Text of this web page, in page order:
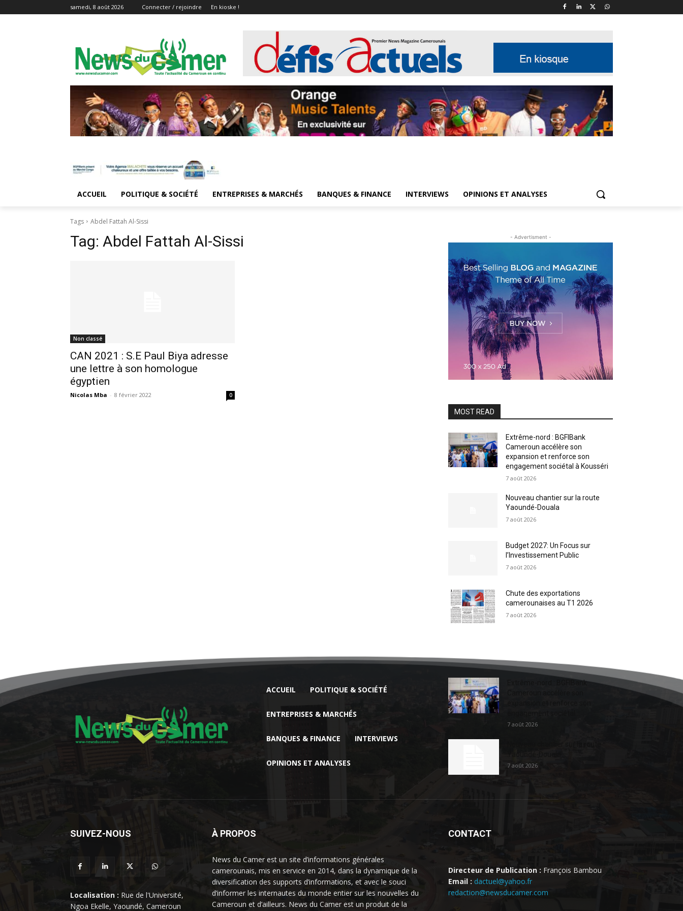
samedi, 8 août 2026 Connecter / rejoindre En kioske !
ACCUEIL POLITIQUE & SOCIÉTÉ ENTREPRISES & MARCHÉS BANQUES & FINANCE INTERVIEWS OPINIONS ET ANALYSES
Tags Abdel Fattah Al-Sissi
Tag: Abdel Fattah Al-Sissi
Non classé
CAN 2021 : S.E Paul Biya adresse
une lettre à son homologue
égyptien
Nicolas Mba - 8 février 2022 0
- Advertisment -
MOST READ
Extrême-nord : BGFIBank
Cameroun accélère son
expansion et renforce son
engagement sociétal à Kousséri
7 août 2026
Nouveau chantier sur la route
Yaoundé-Douala
7 août 2026
Budget 2027: Un Focus sur
l’Investissement Public
7 août 2026
Chute des exportations
camerounaises au T1 2026
7 août 2026
ACCUEIL POLITIQUE & SOCIÉTÉ
ENTREPRISES & MARCHÉS
BANQUES & FINANCE INTERVIEWS
OPINIONS ET ANALYSES
Extrême-nord : BGFIBank
7 août 2026
7 août 2026
SUIVEZ-NOUS
Localisation : Rue de l'Université,
Ngoa Ekelle, Yaoundé, Cameroun
À PROPOS
News du Camer est un site d’informations générales
camerounais, mis en service en 2014, dans la dynamique de la
diversification des supports d’informations, et avec le souci
d’informer les internautes du monde entier sur les nouvelles du
Cameroun et d’ailleurs. News du Camer est un produit de la
CONTACT
Directeur de Publication : François Bambou
Email : dactuel@yahoo.fr
redaction@newsducamer.com